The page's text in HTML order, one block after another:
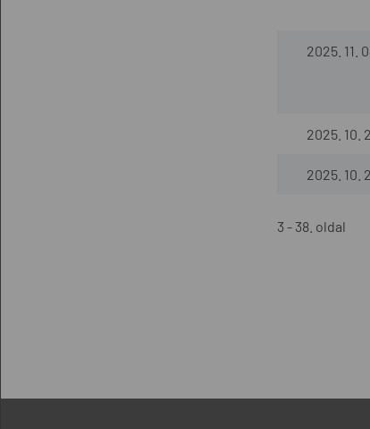
2025. 11.
2025. 10.
2025. 10.
3 - 38. oldal